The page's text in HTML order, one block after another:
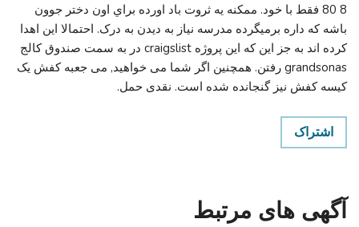
8 80 فقط با خود. ممکنه يه ثروت باد اورده براي اون دختر جوون
باشه که داره برميگرده مدرسه نیاز به دیدن به درک. احتمالا این اهدا
کرده اند به جز این که این پروژه craigslist در به سمت صندوق کالج
grandsonas رفتن. همچنین اگر شما می خواهید, می جعبه کفش یک
کیسه کفش نیز گنجانده شده است. نقدی حمل.
اشتراک
آگهی های مرتبط